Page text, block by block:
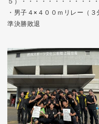
・男子４×４００ｍリレー（
準決勝敗退